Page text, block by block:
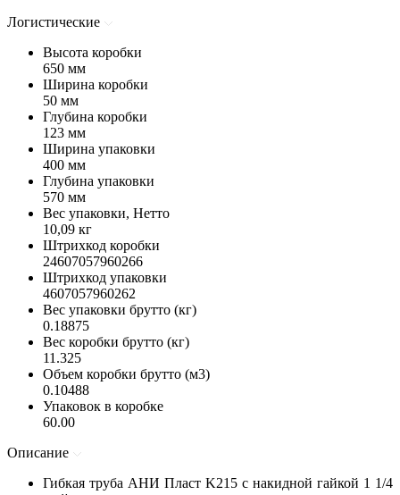
Логистические
Высота коробки
650 мм
Ширина коробки
50 мм
Глубина коробки
123 мм
Ширина упаковки
400 мм
Глубина упаковки
570 мм
Вес упаковки, Нетто
10,09 кг
Штрихкод коробки
24607057960266
Штрихкод упаковки
4607057960262
Вес упаковки брутто (кг)
0.18875
Вес коробки брутто (кг)
11.325
Объем коробки брутто (м3)
0.10488
Упаковок в коробке
60.00
Описание
Гибкая труба АНИ Пласт K215 с накидной гайкой 1 1/4